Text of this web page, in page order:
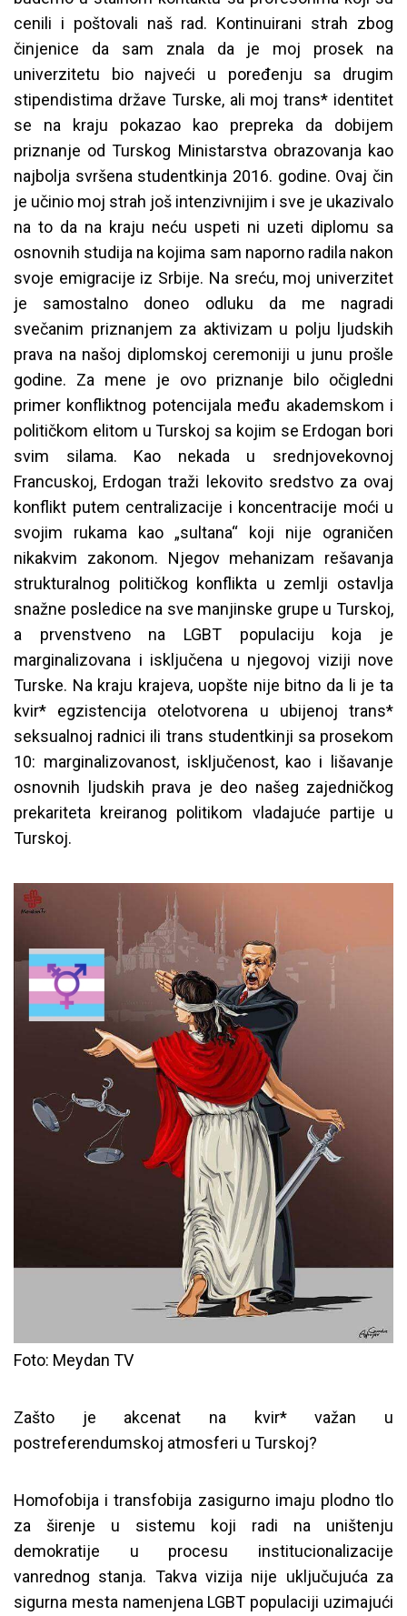
cenili i poštovali naš rad. Kontinuirani strah zbog
činjenice da sam znala da je moj prosek na
univerzitetu bio najveći u poređenju sa drugim
stipendistima države Turske, ali moj trans* identitet
se na kraju pokazao kao prepreka da dobijem
priznanje od Turskog Ministarstva obrazovanja kao
najbolja svršena studentkinja 2016. godine. Ovaj čin
je učinio moj strah još intenzivnijim i sve je ukazivalo
na to da na kraju neću uspeti ni uzeti diplomu sa
osnovnih studija na kojima sam naporno radila nakon
svoje emigracije iz Srbije. Na sreću, moj univerzitet
je samostalno doneo odluku da me nagradi
svečanim priznanjem za aktivizam u polju ljudskih
prava na našoj diplomskoj ceremoniji u junu prošle
godine. Za mene je ovo priznanje bilo očigledni
primer konfliktnog potencijala među akademskom i
političkom elitom u Turskoj sa kojim se Erdogan bori
svim silama. Kao nekada u srednjovekovnoj
Francuskoj, Erdogan traži lekovito sredstvo za ovaj
konflikt putem centralizacije i koncentracije moći u
svojim rukama kao „sultana“ koji nije ograničen
nikakvim zakonom. Njegov mehanizam rešavanja
strukturalnog političkog konflikta u zemlji ostavlja
snažne posledice na sve manjinske grupe u Turskoj,
a prvenstveno na LGBT populaciju koja je
marginalizovana i isključena u njegovoj viziji nove
Turske. Na kraju krajeva, uopšte nije bitno da li je ta
kvir* egzistencija otelotvorena u ubijenoj trans*
seksualnoj radnici ili trans studentkinji sa prosekom
10: marginalizovanost, isključenost, kao i lišavanje
osnovnih ljudskih prava je deo našeg zajedničkog
prekariteta kreiranog politikom vladajuće partije u
Turskoj.
Foto: Meydan TV
Zašto je akcenat na kvir* važan u
postreferendumskoj atmosferi u Turskoj?
Homofobija i transfobija zasigurno imaju plodno tlo
za širenje u sistemu koji radi na uništenju
demokratije u procesu institucionalizacije
vanrednog stanja. Takva vizija nije uključujuća za
sigurna mesta namenjena LGBT populaciji uzimajući